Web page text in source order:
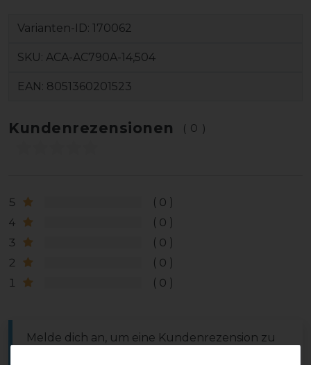
Varianten-ID: 170062
SKU: ACA-AC790A-14,504
EAN: 8051360201523
Kundenrezensionen (0)
5
0
4
0
3
0
2
0
1
0
Melde dich an, um eine Kundenrezension zu